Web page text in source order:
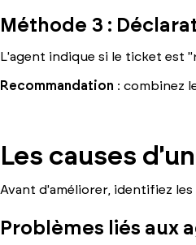
Méthode 3 :
L'agent indique si le ticket est
Recommandation : combinez
Les causes
Avant d'améliorer, identifiez les
Problèmes liés aux